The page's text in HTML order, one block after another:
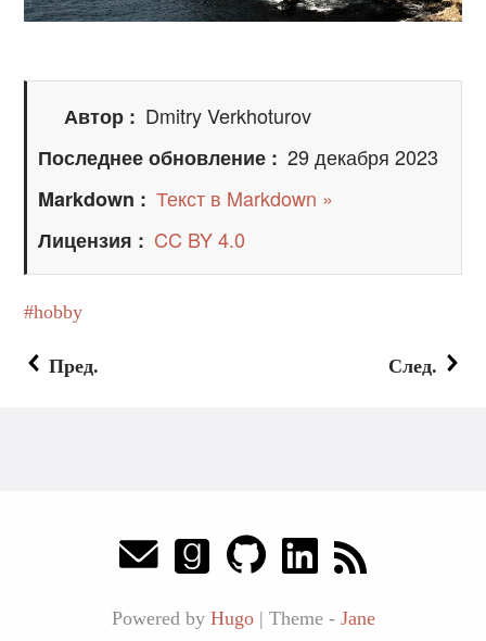
Автор
Dmitry Verkhoturov
Последнее обновление
29 декабря 2023
Markdown
Текст в Markdown »
Лицензия
CC BY 4.0
hobby
Пред. След.
Powered by Hugo | Theme - Jane